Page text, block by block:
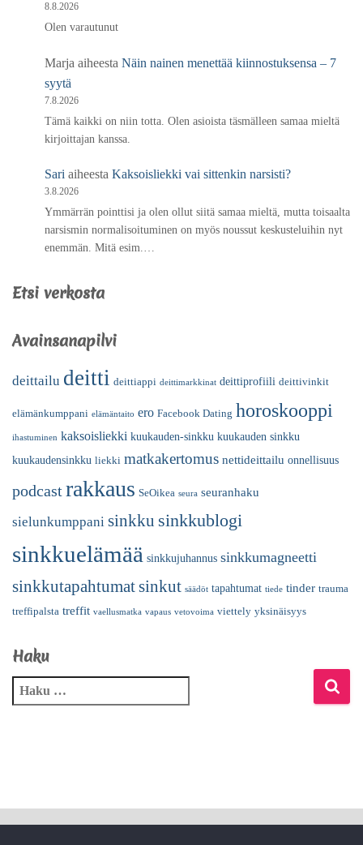
8.8.2026
Olen varautunut
Marja aiheesta Näin nainen menettää kiinnostuksensa – 7
syytä
7.8.2026
Tämä kaikki on niin totta. Olen asioista täsmälleen samaa mieltä
kirjoittajan kanssa.
Sari aiheesta Kaksoisliekki vai sittenkin narsisti?
3.8.2026
Ymmärrän pointtisi ja olen ollut siitä samaa mieltä, mutta toisaalta
narsismin normalisoituminen on myös noussut keskusteluihin nyt
enemmän. Mitä esim.…
Etsi verkosta
Avainsanapilvi
deittailu deitti deittiappi deittimarkkinat deittiprofiili deittivinkit
elämänkumppani elämäntaito ero Facebook Dating horoskooppi
ihastuminen kaksoisliekki kuukauden-sinkku kuukauden sinkku
kuukaudensinkku liekki matkakertomus nettideittailu onnellisuus
podcastrakkaus SeOikea seura seuranhaku
sielunkumppani sinkku sinkkublogi
sinkkuelämää sinkkujuhannus sinkkumagneetti
sinkkutapahtumatsinkut säädöt tapahtumat tiede tinder trauma
treffipalsta treffit vaellusmatka vapaus vetovoima viettely yksinäisyys
Haku